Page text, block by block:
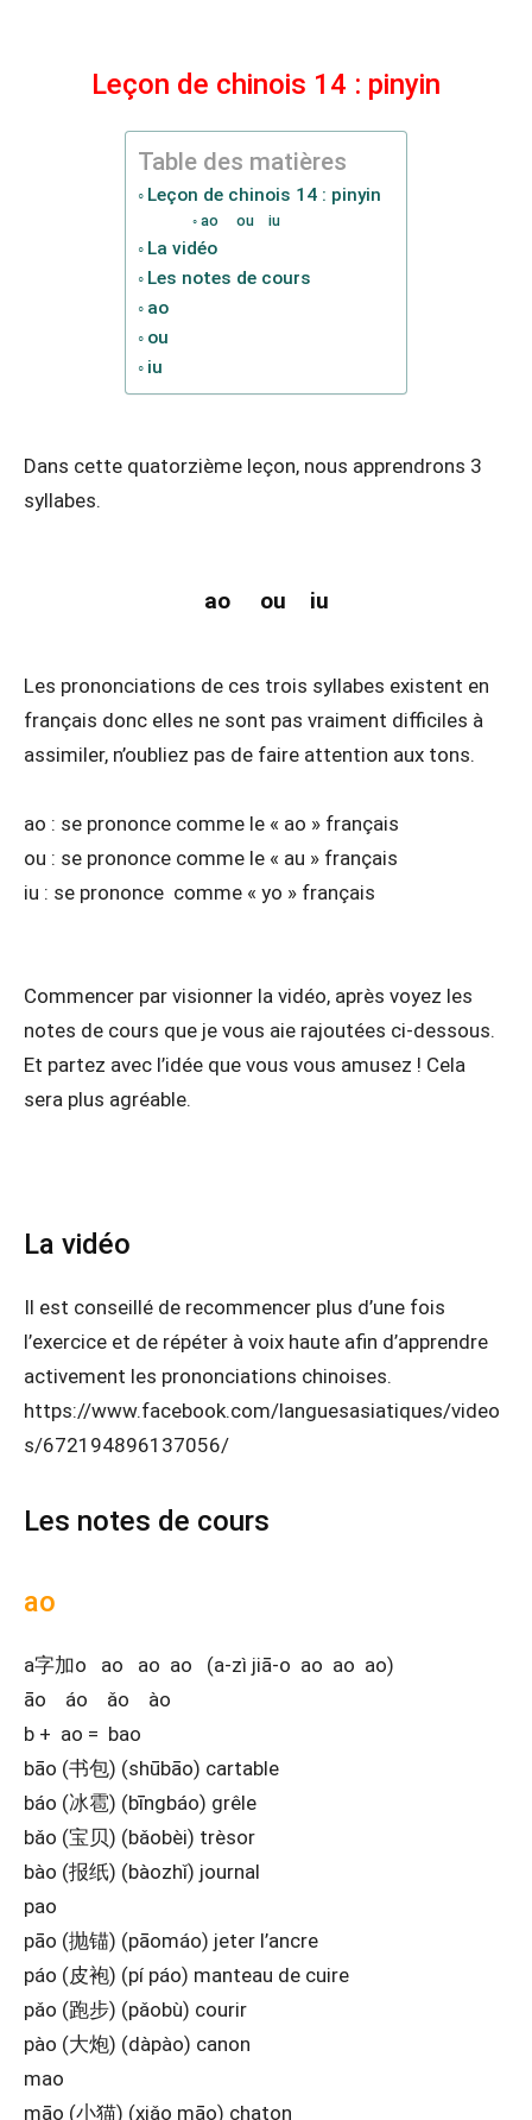
Leçon de chinois 14 : pinyin
Table des matières
Leçon de chinois 14 : pinyin
ao ou iu
La vidéo
Les notes de cours
ao
ou
iu
Dans cette quatorzième leçon, nous apprendrons 3
syllabes.
ao ou iu
Les prononciations de ces trois syllabes existent en
français donc elles ne sont pas vraiment difficiles à
assimiler, n’oubliez pas de faire attention aux tons.
ao : se prononce comme le « ao » français
ou : se prononce comme le « au » français
iu : se prononce comme « yo » français
Commencer par visionner la vidéo, après voyez les
notes de cours que je vous aie rajoutées ci-dessous.
Et partez avec l’idée que vous vous amusez ! Cela
sera plus agréable.
La vidéo
Il est conseillé de recommencer plus d’une fois
l’exercice et de répéter à voix haute afin d’apprendre
activement les prononciations chinoises.
https://www.facebook.com/languesasiatiques/video
s/672194896137056/
Les notes de cours
ao
a字加o ao ao ao (a-zì jiā-o ao ao ao)
āo áo ǎo ào
b + ao = bao
bāo (书包) (shūbāo) cartable
báo (冰雹) (bīngbáo) grêle
bǎo (宝贝) (bǎobèi) trèsor
bào (报纸) (bàozhǐ) journal
pao
pāo (抛锚) (pāomáo) jeter l’ancre
páo (皮袍) (pí páo) manteau de cuire
pǎo (跑步) (pǎobù) courir
pào (大炮) (dàpào) canon
mao
māo (小猫) (xiǎo māo) chaton